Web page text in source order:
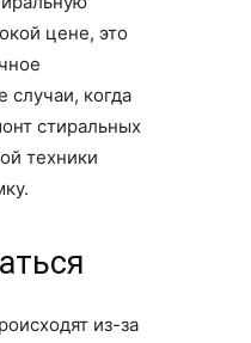
цене, это
случаи, когда
стиральных
техники
из-за